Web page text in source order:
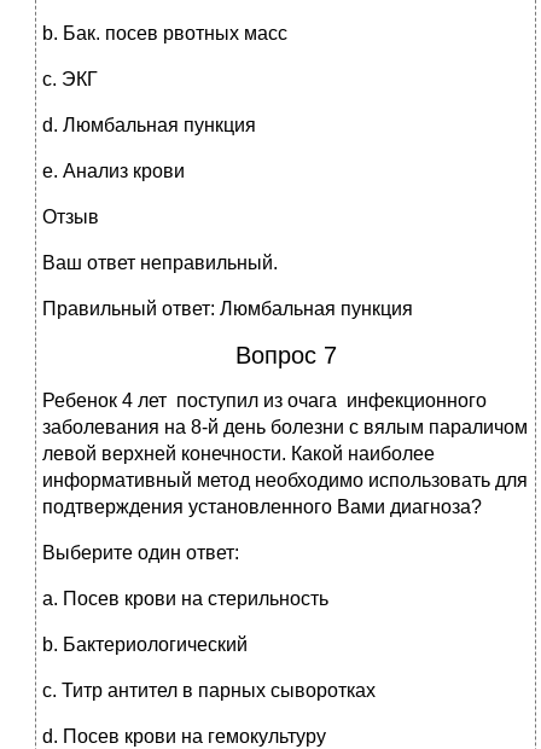
b. Бак. посев рвотных масс
c. ЭКГ
d. Люмбальная пункция
e. Анализ крови
Отзыв
Ваш ответ неправильный.
Правильный ответ: Люмбальная пункция
Вопрос 7
Ребенок 4 лет поступил из очага инфекционного
заболевания на 8-й день болезни с вялым параличом
левой верхней конечности. Какой наиболее
информативный метод необходимо использовать для
подтверждения установленного Вами диагноза?
Выберите один ответ:
a. Посев крови на стерильность
b. Бактериологический
c. Титр антител в парных сыворотках
d. Посев крови на гемокультуру